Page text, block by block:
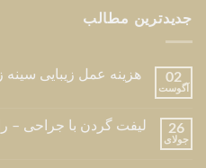
جدیدترین مطالب
02
آگوست
هزینه عمل زیبایی سینه
26
جولای
لیفت گردن با جراحی –